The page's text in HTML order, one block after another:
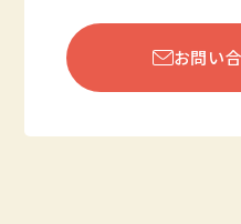
お問い